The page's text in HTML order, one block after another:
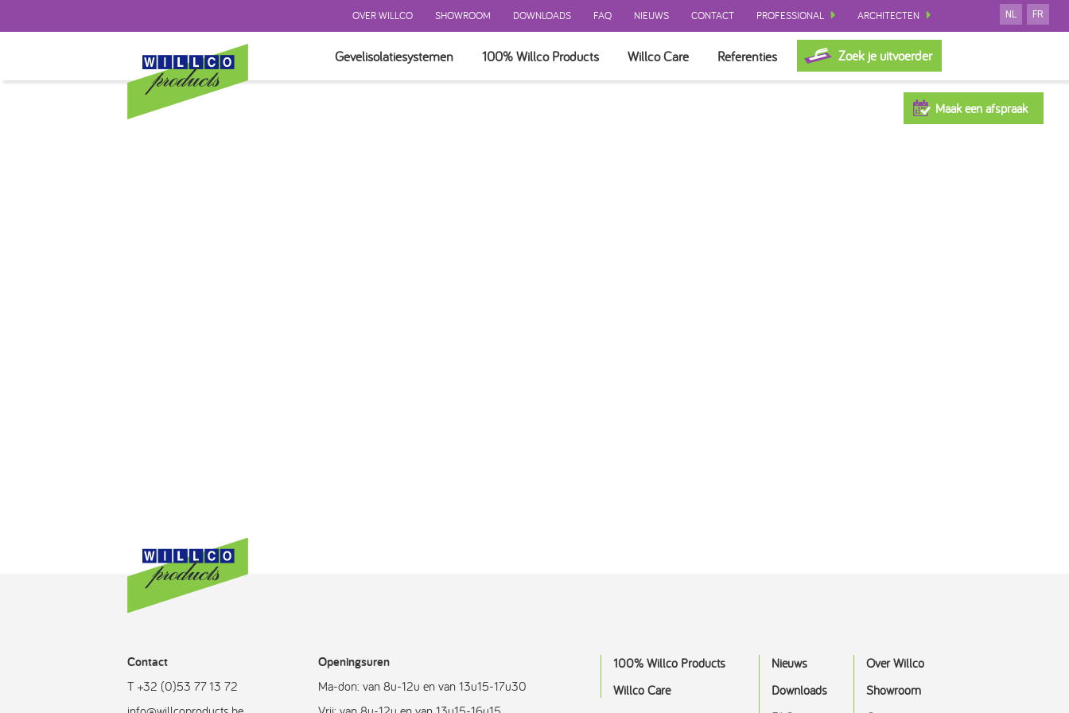
OVER WILLCO SHOWROOM DOWNLOADS FAQ NIEUWS CONTACT PROFESSIONAL ARCHITECTEN NL FR
Gevelisolatiesystemen 100% Willco Products Willco Care Referenties Zoek je uitvoerder
Maak een afspraak
Contact
T +32 (0)53 77 13 72
Openingsuren
Ma-don: van 8u-12u en van 13u15-17u30
100% Willco Products
Willco Care
Nieuws
Downloads
Over Willco
Showroom